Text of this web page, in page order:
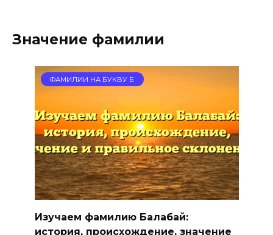
Значение фамилии
ФАМИЛИИ НА БУКВУ Б
Изучаем фамилию Балабай:
история, происхождение, значение